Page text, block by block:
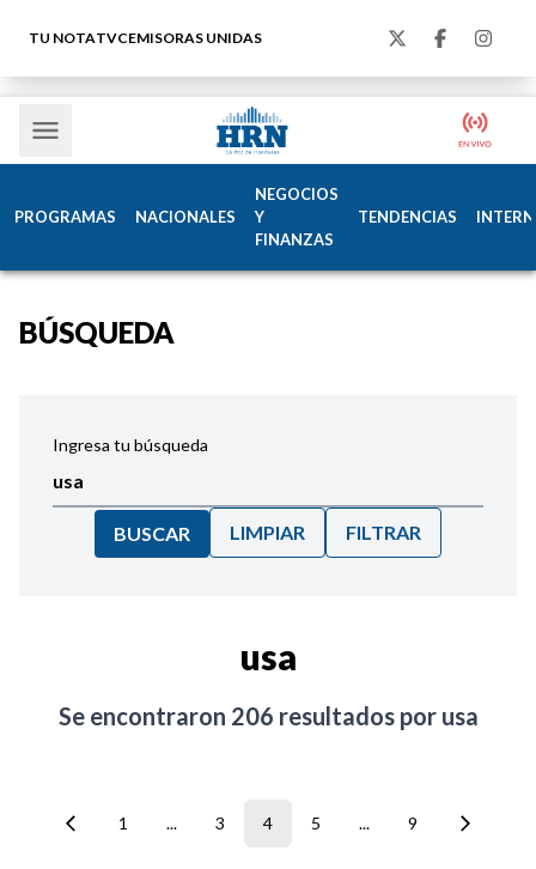
TU NOTATVCEMISORAS UNIDAS
PROGRAMAS NACIONALES
NEGOCIOS
Y
FINANZAS
TENDENCIAS
BÚSQUEDA
Ingresa tu búsqueda
BUSCAR LIMPIAR FILTRAR
usa
Se encontraron 206 resultados por usa
1 ... 3 4 5 ... 9